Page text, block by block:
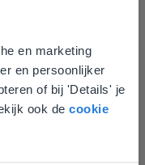
en marketing
en persoonlijker
of bij 'Details' je
ook de cookie
3,
je misschien
gaat. Hier